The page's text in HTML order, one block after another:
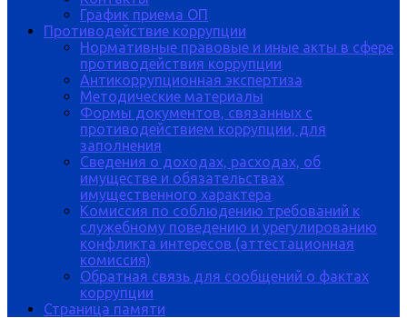
График приема ОП
Противодействие коррупции
Нормативные правовые и иные акты в сфере
противодействия коррупции
Антикоррупционная экспертиза
Методические материалы
Формы документов, связанных с
противодействием коррупции, для
заполнения
Сведения о доходах, расходах, об
имуществе и обязательствах
имущественного характера
Комиссия по соблюдению требований к
служебному поведению и урегулированию
конфликта интересов (аттестационная
комиссия)
Обратная связь для сообщений о фактах
коррупции
Страница памяти